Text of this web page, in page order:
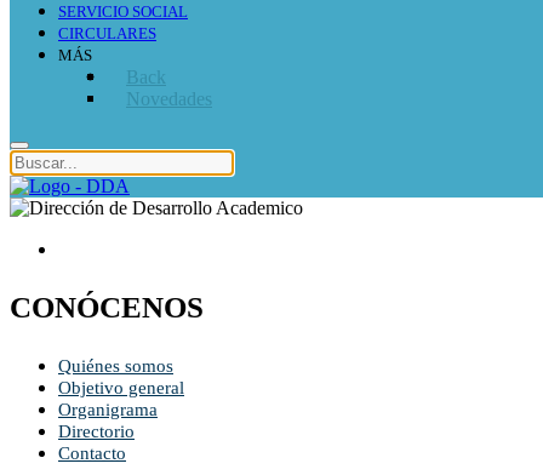
SERVICIO SOCIAL
CIRCULARES
MÁS
Back
Novedades
CONÓCENOS
Quiénes somos
Objetivo general
Organigrama
Directorio
Contacto